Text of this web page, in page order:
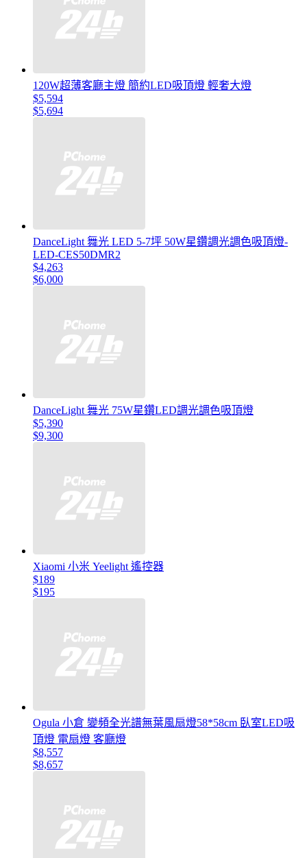
120W超薄客廳主燈 簡約LED吸頂燈 輕奢大燈
$5,594
$5,694
DanceLight 舞光 LED 5-7坪 50W星鑽調光調色吸頂燈-
LED-CES50DMR2
$4,263
$6,000
DanceLight 舞光 75W星鑽LED調光調色吸頂燈
$5,390
$9,300
Xiaomi 小米 Yeelight 遙控器
$189
$195
Ogula 小倉 變頻全光譜無葉風扇燈58*58cm 臥室LED吸
頂燈 電扇燈 客廳燈
$8,557
$8,657